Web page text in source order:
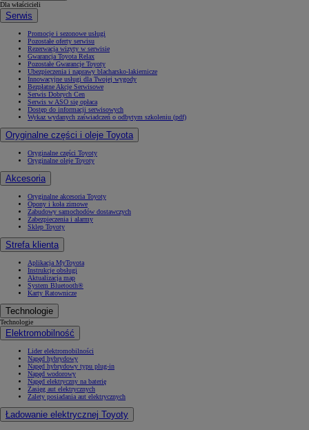
Dla właścicieli
Serwis
Promocje i sezonowe usługi
Pozostałe oferty serwisu
Rezerwacja wizyty w serwisie
Gwarancja Toyota Relax
Pozostałe Gwarancje Toyoty
Ubezpieczenia i naprawy blacharsko-lakiernicze
Innowacyjne usługi dla Twojej wygody
Bezpłatne Akcje Serwisowe
Serwis Dobrych Cen
Serwis w ASO się opłaca
Dostęp do informacji serwisowych
Wykaz wydanych zaświadczeń o odbytym szkoleniu (pdf)
Oryginalne części i oleje Toyota
Oryginalne części Toyoty
Oryginalne oleje Toyoty
Akcesoria
Oryginalne akcesoria Toyoty
Opony i koła zimowe
Zabudowy samochodów dostawczych
Zabezpieczenia i alarmy
Sklep Toyoty
Strefa klienta
Aplikacja MyToyota
Instrukcje obsługi
Aktualizacja map
System Bluetooth®
Karty Ratownicze
Technologie
Technologie
Elektromobilność
Lider elektromobilności
Napęd hybrydowy
Napęd hybrydowy typu plug-in
Napęd wodorowy
Napęd elektryczny na baterię
Zasięg aut elektrycznych
Zalety posiadania aut elektrycznych
Ładowanie elektrycznej Toyoty